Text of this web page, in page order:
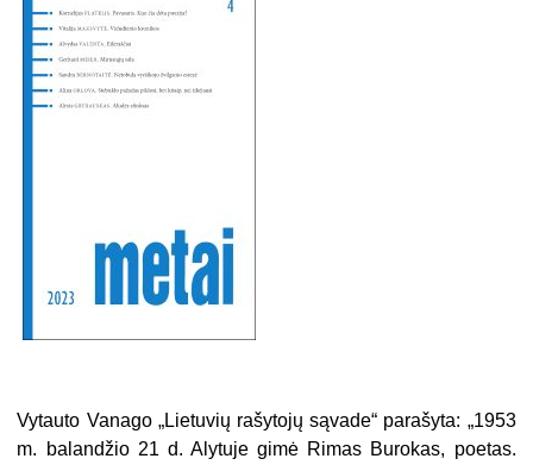
Vytauto Vanago „Lietuvių rašytojų sąvade“ parašyta: „1953
m. balandžio 21 d. Alytuje gimė Rimas Burokas, poetas.